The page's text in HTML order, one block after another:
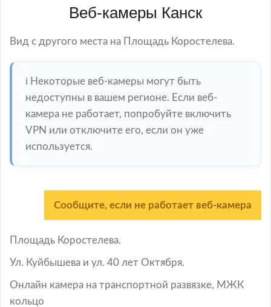
Веб-камеры Канск
Вид с другого места на Площадь Коростелева.
ℹ️ Некоторые веб-камеры могут быть
недоступны в вашем регионе. Если веб-
камера не работает, попробуйте включить
VPN или отключите его, если он уже
используется.
Сообщите, если не работает веб-камера
Площадь Коростелева.
Ул. Куйбышева и ул. 40 лет Октября.
Онлайн камера на транспортной развязке, МЖК
кольцо